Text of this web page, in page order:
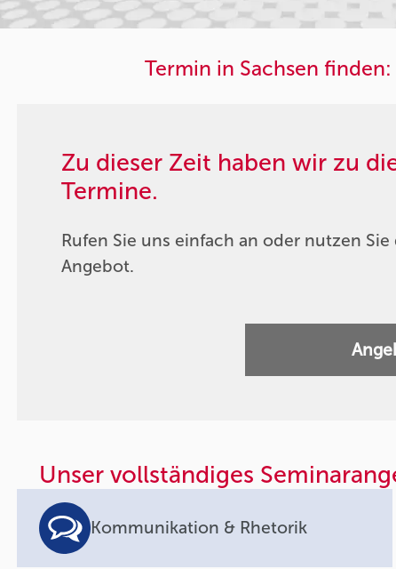
Termin in Sachsen finden:
Zu dieser Zeit haben wir zu
Termine.
Rufen Sie uns einfach an oder nutzen
Angebot.
Unser vollständiges
Kommunikation & Rhetorik